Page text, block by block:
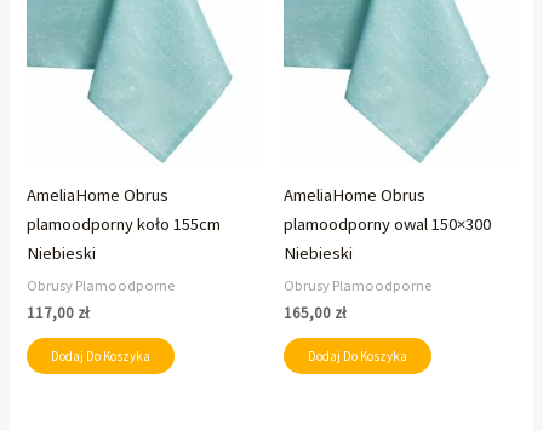
AmeliaHome Obrus
plamoodporny koło 155cm
Niebieski
Obrusy Plamoodporne
117,00 zł
Dodaj Do Koszyka
AmeliaHome Obrus
plamoodporny owal 150×300
Niebieski
Obrusy Plamoodporne
165,00 zł
Dodaj Do Koszyka